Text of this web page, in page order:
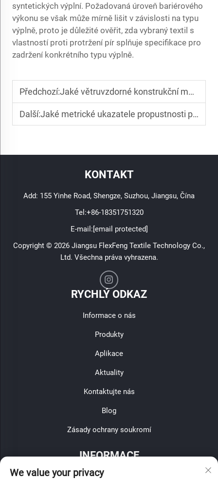
syntetických výplní. Požadovaná úroveň bariérového
výkonu se však může mírně lišit v závislosti na typu
výplně, proto je důležité ověřit, zda vybraný textil s
vlastností proti protržení pír splňuje specifikace pro
zadržení konkrétního typu výplně.
Předchozí:Jaké větruvzdorné konstrukční metody zvyšují pohodlí chladového oblečení?
Další:Jaké metrické ukazatele propustnosti pro vzduch by si měli sportovci při výběru tréninkového oblečení ověřit?
KONTAKT
Add: 155 Yinhe Road, Shengze, Suzhou, Jiangsu, Čína
Tel:+86-18351751320
E-mail:[email protected]
Copyright © 2026 Jiangsu FlexFeng Textile Technology Co.,
Ltd. Všechna práva vyhrazena.
RYCHLÝ ODKAZ
Informace o nás
Produkty
Aplikace
Aktuality
Kontaktujte nás
Blog
Zásady ochrany soukromí
INFORMACE
Přihlaste se k odběru našeho týdenního newsletteru
We value your privacy